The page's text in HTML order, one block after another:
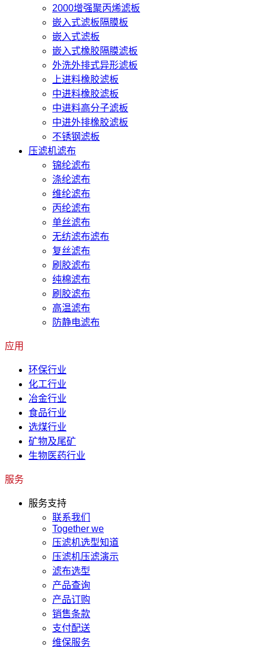
2000增强聚丙烯滤板
嵌入式滤板隔膜板
嵌入式滤板
嵌入式橡胶隔膜滤板
外洗外排式异形滤板
上进料橡胶滤板
中进料橡胶滤板
中进料高分子滤板
中进外排橡胶滤板
不锈钢滤板
压滤机滤布
锦纶滤布
涤纶滤布
维纶滤布
丙纶滤布
单丝滤布
无纺滤布滤布
复丝滤布
刷胶滤布
纯棉滤布
刷胶滤布
高温滤布
防静电滤布
应用
环保行业
化工行业
冶金行业
食品行业
选煤行业
矿物及尾矿
生物医药行业
服务
服务支持
联系我们
Together we
压滤机选型知道
压滤机压滤演示
滤布选型
产品查询
产品订购
销售条款
支付配送
维保服务